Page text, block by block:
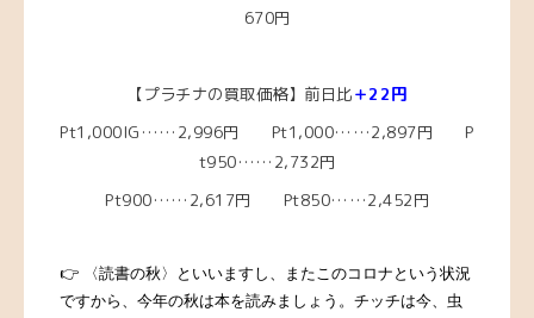
670円
【プラチナの買取価格】前日比＋22円
Pt1,000IG……2,996円 Pt1,000……2,897円 P
t950……2,732円
Pt900……2,617円 Pt850……2,452円
👉 〈読書の秋〉といいますし、またこのコロナという状況
ですから、今年の秋は本を読みましょう。チッチは今、虫